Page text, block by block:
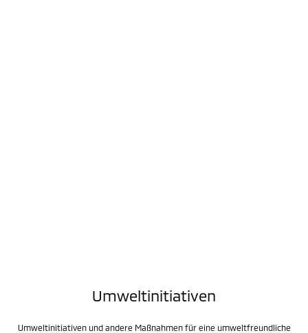
Umweltinitiativen
Umweltinitiativen und andere Maßnahmen für eine umweltfreundliche